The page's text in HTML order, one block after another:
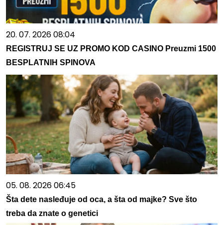
20. 07. 2026 08:04
REGISTRUJ SE UZ PROMO KOD CASINO Preuzmi 1500
BESPLATNIH SPINOVA
05. 08. 2026 06:45
Šta dete nasleđuje od oca, a šta od majke? Sve što
treba da znate o genetici